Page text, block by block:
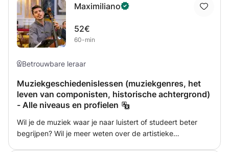
Van de suites van Bach via romantische etudes tot
hedendaagse muziek, er is prachtig repertoire. Laten we
dit samen ontdekken en kijken wat bij je past.
Maximiliano
52€
60-min
Betrouwbare leraar
Muziekgeschiedenislessen (muziekgenres, het
leven van componisten, historische achtergrond)
- Alle niveaus en profielen
Wil je de muziek waar je naar luistert of studeert beter
begrijpen? Wil je meer weten over de artistieke